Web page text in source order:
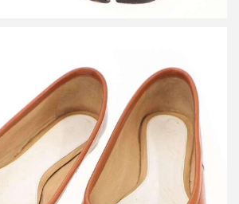
ジェラ 22 Tabi ballet タビ フラット バレエ
パンプス
買取金額24,000円